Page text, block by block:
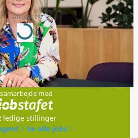
Annonce
Jobs
med
ledige stillinger
Se alle jobs